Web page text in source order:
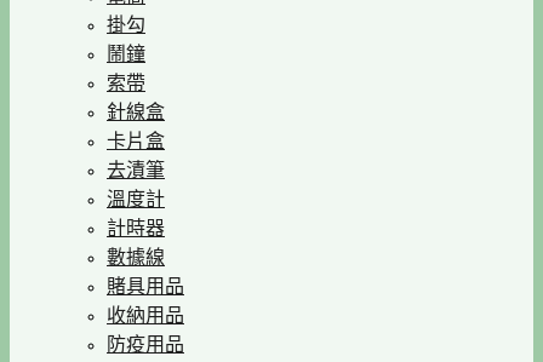
掛勾
鬧鐘
索帶
針線盒
卡片盒
去漬筆
溫度計
計時器
數據線
賭具用品
收納用品
防疫用品